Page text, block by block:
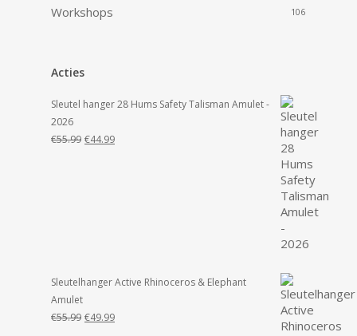
Workshops 106
Acties
Sleutel hanger 28 Hums Safety Talisman Amulet -
2026
€55.99 Oorspronkelijke
€44.99Huidige
Sleutelhanger Active Rhinoceros & Elephant
Amulet
€55.99 Oorspronkelijke
€49.99Huidige